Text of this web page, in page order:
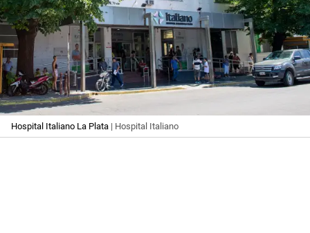
Hospital Italiano La Plata | Hospital Italiano